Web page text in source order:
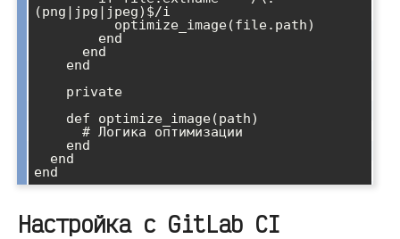
(png|jpg|jpeg)$/i
          optimize_image(file.path)
end
Настройка с GitLab CI